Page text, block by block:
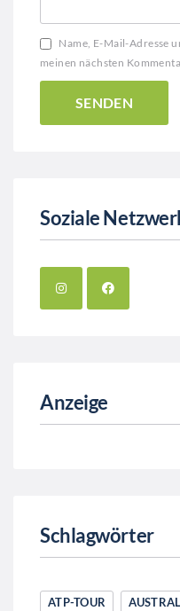
Name, E-Mail-Adresse
meinen nächsten
Soziale
Anzeige
Schlagwörter
ATP-TOUR